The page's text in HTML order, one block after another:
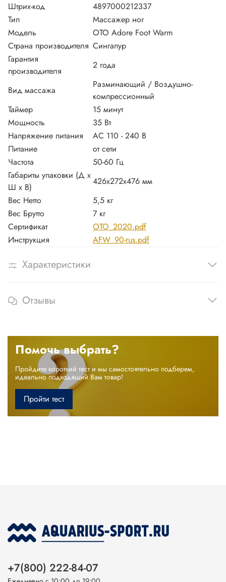
Штрих-код
4897000212337
Тип
Массажер ног
Модель
OTO Adore Foot Warm
Страна производителя Сингапур
Гарантия
производителя
2 года
Вид массажа
Разминающий / Воздушно-
компрессионный
Таймер
15 минут
Мощность
35 Вт
Напряжение питания
AC 110 - 240 В
Питание
от сети
Частота
50-60 Гц
Габариты упаковки (Д х
Ш х В)
426x272x476 мм
Вес Нетто
5,5 кг
Вес Брутто
7 кг
Сертификат
OTO_2020.pdf
Инструкция
AFW_90-rus.pdf
Характеристики
Отзывы
Помочь выбрать?
Пройдите короткий тест и мы самостоятельно подберем,
идеально подходящий Вам товар!
Пройти тест
+7(800) 222-84-07